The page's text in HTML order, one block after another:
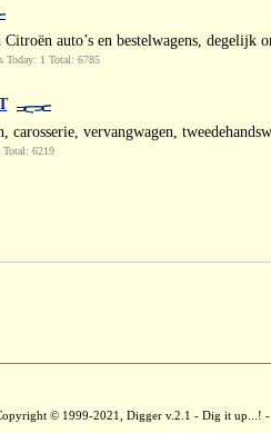
auto’s en bestelwagens, degelijk
1 Total: 6785
vervangwagen,
6219
© 1999-2021, Digger v.2.1 - Dig it up...! -